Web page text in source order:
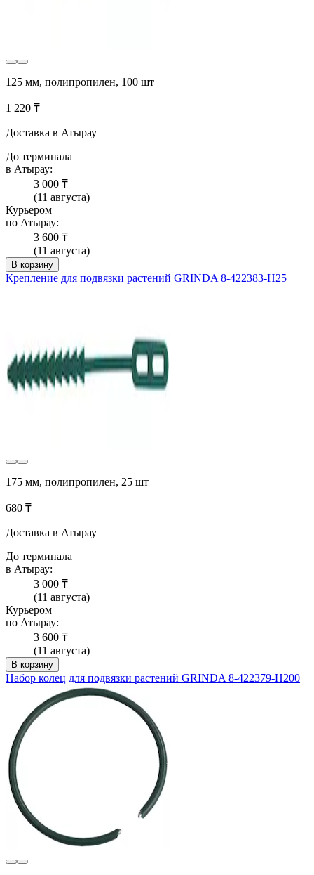
125 мм, полипропилен, 100 шт
1 220 ₸
Доставка в Атырау
До терминала
в Атырау:
3 000 ₸
(11 августа)
Курьером
по Атырау:
3 600 ₸
(11 августа)
В корзину
Крепление для подвязки растений GRINDA 8-422383-H25
175 мм, полипропилен, 25 шт
680 ₸
Доставка в Атырау
До терминала
в Атырау:
3 000 ₸
(11 августа)
Курьером
по Атырау:
3 600 ₸
(11 августа)
В корзину
Набор колец для подвязки растений GRINDA 8-422379-H200